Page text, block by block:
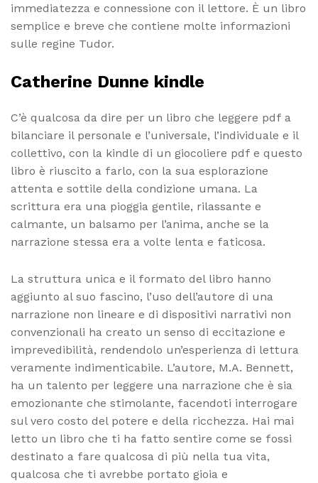
immediatezza e connessione con il lettore. È un libro
semplice e breve che contiene molte informazioni
sulle regine Tudor.
Catherine Dunne kindle
C’è qualcosa da dire per un libro che leggere pdf a
bilanciare il personale e l’universale, l’individuale e il
collettivo, con la kindle di un giocoliere pdf e questo
libro è riuscito a farlo, con la sua esplorazione
attenta e sottile della condizione umana. La
scrittura era una pioggia gentile, rilassante e
calmante, un balsamo per l’anima, anche se la
narrazione stessa era a volte lenta e faticosa.
La struttura unica e il formato del libro hanno
aggiunto al suo fascino, l’uso dell’autore di una
narrazione non lineare e di dispositivi narrativi non
convenzionali ha creato un senso di eccitazione e
imprevedibilità, rendendolo un’esperienza di lettura
veramente indimenticabile. L’autore, M.A. Bennett,
ha un talento per leggere una narrazione che è sia
emozionante che stimolante, facendoti interrogare
sul vero costo del potere e della ricchezza. Hai mai
letto un libro che ti ha fatto sentire come se fossi
destinato a fare qualcosa di più nella tua vita,
qualcosa che ti avrebbe portato gioia e